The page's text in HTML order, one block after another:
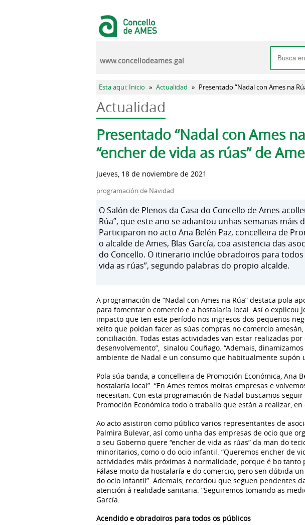
Buscar
www.concellodeames.gal
Se encuentra usted aquí
Esta aqui: Inicio » Actualidad » Presentado “Nadal con Ames na
Actualidad
Solapas principales
Presentado “Nadal con Ames
“encher de vida as rúas” de
Jueves, 18 de noviembre de 2021
programación de Navidad
O Salón de Plenos da Casa do Concello de Ames
Rúa”, que este ano se adiantou unhas semanas
Participaron no acto Ana Belén Paz, concelleira de
o alcalde de Ames, Blas García, coa asistencia das
do Concello. O itinerario inclúe obradoiros para
vida as rúas”, segundo palabras do propio alcalde.
A programación de “Nadal con Ames na Rúa” destaca pola
para fomentar o comercio e a hostalaría local. Así o explicou
impacto que ten este período nos ingresos dos pequenos
xeito que poidan facer as súas compras no comercio
conciliación. Todas estas actividades van estar realizadas
desenvolvemento”, sinalou Couñago. “Ademais,
ambiente de Nadal e un consumo que habitualmente supón
Pola súa banda, a concelleira de Promoción Económica, Ana
hostalaría local”. “En Ames temos moitas empresas e
necesitan. Con esta programación de Nadal buscamos
Promoción Económica todo o traballo que están a realizar,
Ao acto asistiron como público varios representantes de
Palmira Bulevar, así como unha das empresas de ocio que
o seu Goberno quere “encher de vida as rúas” da man do
minoritarios, como o do ocio infantil. “Queremos encher de
actividades máis próximas á normalidade, porque é bo tanto
Fálase moito da hostalaría e do comercio, pero sen dúbida
do ocio infantil”. Ademais, recordou que seguen pendentes
atención á realidade sanitaria. “Seguiremos tomando as
García.
Acendido e obradoiros para todos os públicos